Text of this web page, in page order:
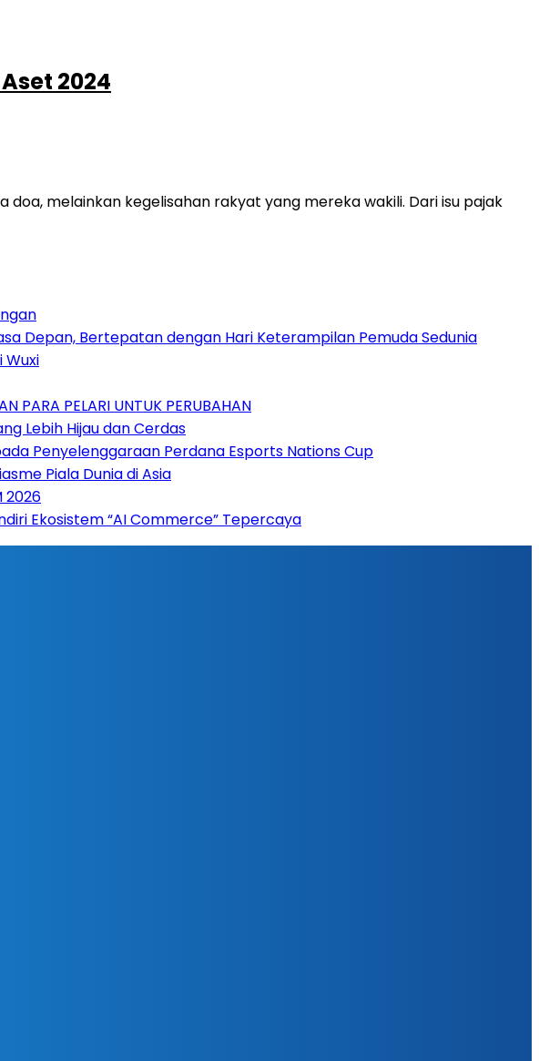
2024
melainkan kegelisahan rakyat yang mereka wakili. Dari isu pajak
Depan, Bertepatan dengan Hari Keterampilan Pemuda Sedunia
PARA PELARI UNTUK PERUBAHAN
Lebih Hijau dan Cerdas
Penyelenggaraan Perdana Esports Nations Cup
Piala Dunia di Asia
2026
Ekosistem “AI Commerce” Tepercaya